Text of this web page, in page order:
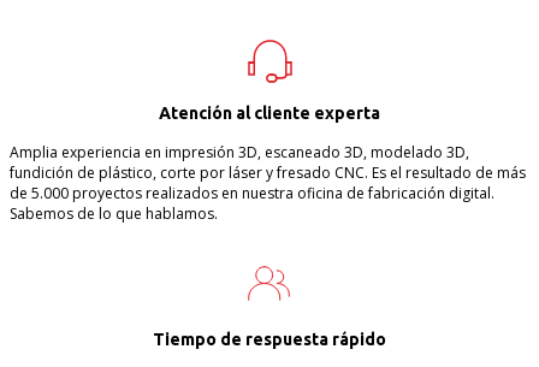
Atención al cliente experta
Amplia experiencia en impresión 3D, escaneado 3D, modelado 3D,
fundición de plástico, corte por láser y fresado CNC. Es el resultado de más
de 5.000 proyectos realizados en nuestra oficina de fabricación digital.
Sabemos de lo que hablamos.
Tiempo de respuesta rápido